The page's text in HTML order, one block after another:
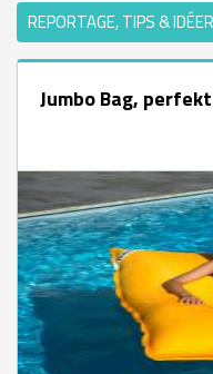
REPORTAGE, TIPS & IDÉER
Jumbo Bag,